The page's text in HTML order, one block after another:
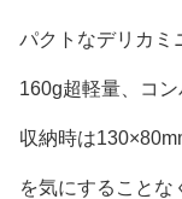
パクトなデリカミ
160g超軽量、コン
収納時は
を気にすることな